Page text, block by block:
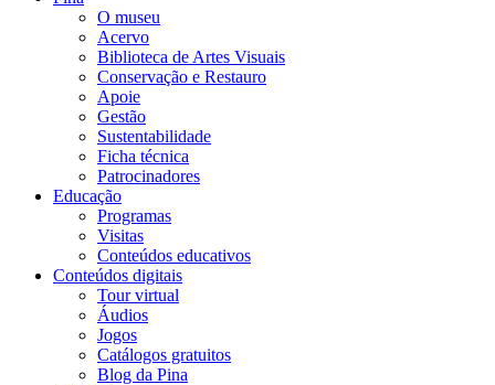
O museu
Acervo
Biblioteca de Artes Visuais
Conservação e Restauro
Apoie
Gestão
Sustentabilidade
Ficha técnica
Patrocinadores
Educação
Programas
Visitas
Conteúdos educativos​
Conteúdos digitais
Tour virtual
Áudios
Jogos
Catálogos gratuitos
Blog da Pina